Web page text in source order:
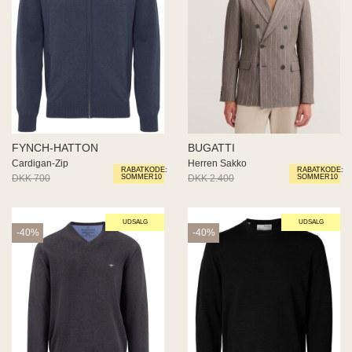
RABATKODE:
SOMMER10
FYNCH-HATTON
Cardigan-Zip
DKK 700
DKK 420
RABATKODE:
SOMMER10
BUGATTI
Herren Sakko
DKK 2.400
DKK 1.440
UDSALG
-40%
UDSALG
-40%